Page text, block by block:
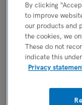
Ziekenhuis
AANSTELLING
Niet nader
2 juni 2026
By clicking
to improve
our products and
the cookies, we
These do not
indicate this
Privacy